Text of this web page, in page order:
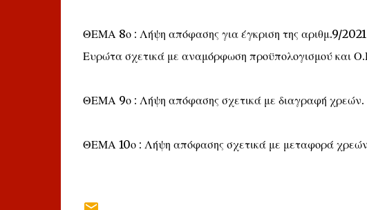
ΘΕΜΑ 8ο : Λήψη απόφασης για έγκριση της αριθμ.9/
Ευρώτα σχετικά με αναμόρφωση προϋπολογισμού και
ΘΕΜΑ 9ο : Λήψη απόφασης σχετικά με διαγραφή χρεών.
ΘΕΜΑ 10ο : Λήψη απόφασης σχετικά με μεταφορά